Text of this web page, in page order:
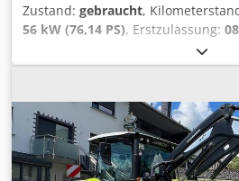
Zustand: gebraucht,
56 kW (76,14 PS), Erstzulassung:
7.500 kg
mechanisch, Federung:Sonstige,
Kabine, 1. Hand, Radio,
Allrad Erstzulassung 07.08.2013 56
Sitzplätze 1.061 Betriebsstunden
Scheinwerfer vorne und hinten